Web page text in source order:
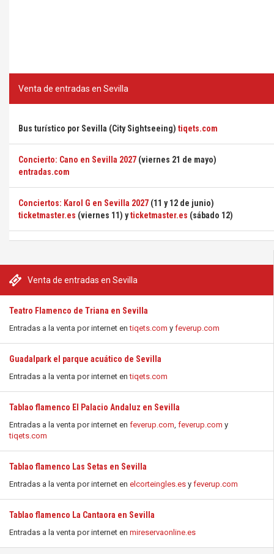
Venta de entradas en Sevilla
Teatro Flamenco de Triana en Sevilla
Entradas a la venta por internet entiqets.com y feverup.com
Guadalpark el parque acuático de Sevilla
Entradas a la venta por internet entiqets.com
Tablao flamenco El Palacio Andaluz en Sevilla
Entradas a la venta por internet en feverup.com, feverup.com y
tiqets.com
Tablao flamenco Las Setas en Sevilla
Entradas a la venta por internet en elcorteingles.es y feverup.com
Tablao flamenco La Cantaora en Sevilla
Entradas a la venta por internet en mireservaonline.es
Venta de entradas en Sevilla
Bus turístico por Sevilla (City Sightseeing) tiqets.com
Concierto: Cano en Sevilla 2027 (viernes 21 de mayo)
entradas.com
Conciertos: Karol G en Sevilla 2027 (11 y 12 de junio)
ticketmaster.es (viernes 11) yticketmaster.es (sábado 12)